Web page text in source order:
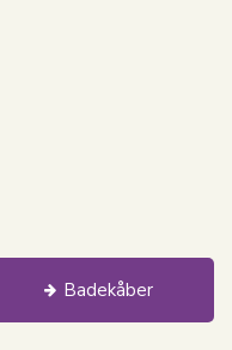
Badekåber